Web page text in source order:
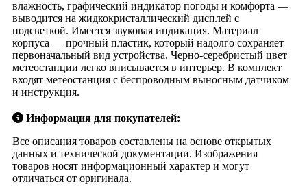
влажность, графический индикатор погоды и комфорта ―
выводится на жидкокристаллический дисплей с
подсветкой. Имеется звуковая индикация. Материал
корпуса — прочный пластик, который надолго сохраняет
первоначальный вид устройства. Черно-серебристый цвет
метеостанции легко вписывается в интерьер. В комплект
входят метеостанция с беспроводным выносным датчиком
и инструкция.
Информация для покупателей:
Все описания товаров составлены на основе открытых
данных и технической документации. Изображения
товаров носят информационный характер и могут
отличаться от оригинала.